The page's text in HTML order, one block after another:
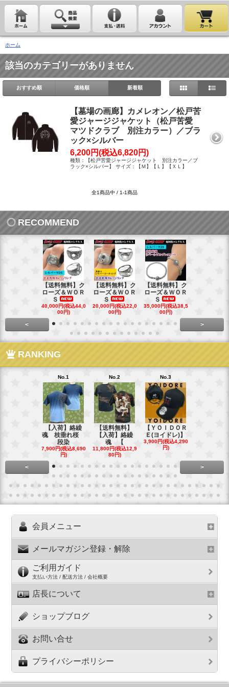
ホーム
該当のカテゴリーがありません
おすすめ順 価格順 新着順
【墓場の画廊】カメレオン／松戸苦
愛ジャージジャケット（松戸苦愛
マツドクラブ 別注カラー）／ブラ
ック×シルバー
6,200円(税込6,820円)
種類：【松戸苦愛ジャージジャケット 別注カラー／ブ
ラック×シルバー】 サイズ：【Ｍ】【Ｌ】【ＸＬ】
全1商品中 / 1-1商品
RECOMMEND
【送料無料】ク
ローズ＆ＷＯＲ
Ｓ
40,000円(税込44,0
00円)
【送料無料】ク
ローズ＆ＷＯＲ
Ｓ
20,000円(税込22,0
00円)
【送料無料】ク
ローズ＆ＷＯＲ
Ｓ
35,000円(税込38,5
00円)
< >
RANKING
No.1
【入荷】絡繰
魂 枝垂れ桜
段染
7,900円(税込8,690
円)
No.2
【送料無料】
【入荷】絡繰
魂 【
11,800円(税込12,9
80円)
No.3
【ＹＯＩＤＯＲ
Ｅ(ヨイドレ)】
3,900円(税込4,290
円)
< >
会員メニュー
メールマガジン登録・解除
ご利用ガイド
支払い方法 / 配送方法 / 会社概要
店長について
ショップブログ
お問い合せ
プライバシーポリシー